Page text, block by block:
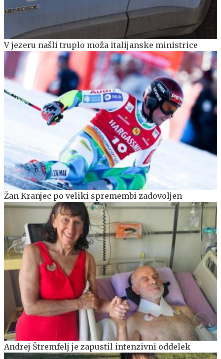
V jezeru našli truplo moža italijanske ministrice
Žan Kranjec po veliki spremembi zadovoljen
Andrej Štremfelj je zapustil intenzivni oddelek